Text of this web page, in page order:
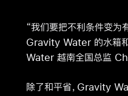
“我们要把不利条件变为
Gravity Water 的水箱
Water 越南全国总监
除了和平省，Gravity